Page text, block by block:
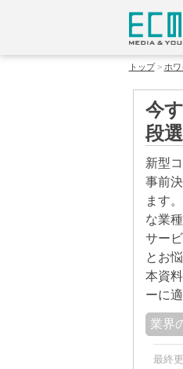
トップ ホ
今
段
新型
事前
ます
な業
サー
とお
本資
ーに
業界
最終